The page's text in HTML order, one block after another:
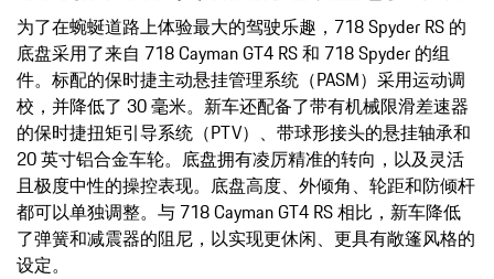
为了在蜿蜒道路上体验最大的驾驶乐趣，718 Spyder RS 的
底盘采用了来自 718 Cayman GT4 RS 和 718 Spyder 的组
件。标配的保时捷主动悬挂管理系统（PASM）采用运动调
校，并降低了 30 毫米。新车还配备了带有机械限滑差速器
的保时捷扭矩引导系统（PTV）、带球形接头的悬挂轴承和
20 英寸铝合金车轮。底盘拥有凌厉精准的转向，以及灵活
且极度中性的操控表现。底盘高度、外倾角、轮距和防倾杆
都可以单独调整。与 718 Cayman GT4 RS 相比，新车降低
了弹簧和减震器的阻尼，以实现更休闲、更具有敞篷风格的
设定。